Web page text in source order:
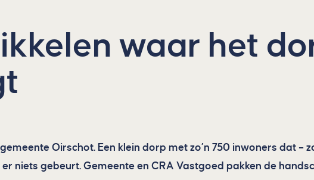
waar het
Oirschot. Een klein dorp met zo’n 750 inwoners dat –
niets gebeurt. Gemeente en CRA Vastgoed pakken de